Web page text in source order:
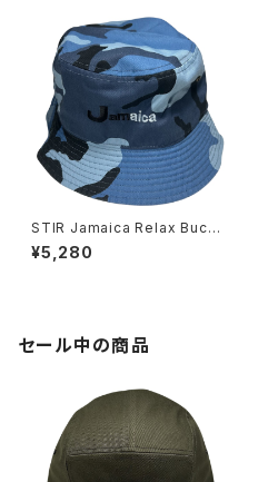
STIR Jamaica Relax Bucke
t Hat
¥5,280
セール中の商品